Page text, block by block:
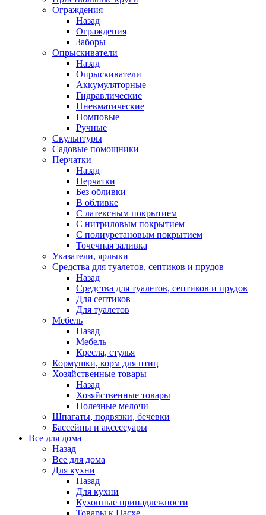
Ограждения
Назад
Ограждения
Заборы
Опрыскиватели
Назад
Опрыскиватели
Аккумуляторные
Гидравлические
Пневматические
Помповые
Ручные
Скульптуры
Садовые помощники
Перчатки
Назад
Перчатки
Без обливки
В обливке
С латексным покрытием
С нитриловым покрытием
С полиуретановым покрытием
Точечная заливка
Указатели, ярлыки
Средства для туалетов, септиков и прудов
Назад
Средства для туалетов, септиков и прудов
Для септиков
Для туалетов
Мебель
Назад
Мебель
Кресла, стулья
Кормушки, корм для птиц
Хозяйственные товары
Назад
Хозяйственные товары
Полезные мелочи
Шпагаты, подвязки, бечевки
Бассейны и аксессуары
Все для дома
Назад
Все для дома
Для кухни
Назад
Для кухни
Кухонные принадлежности
Товары к Пасхе